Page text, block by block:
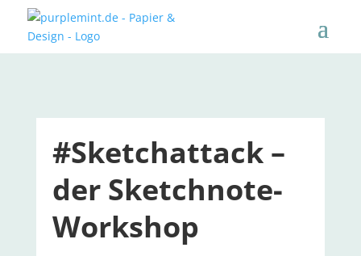
#Sketchattack –
der Sketchnote-
Workshop